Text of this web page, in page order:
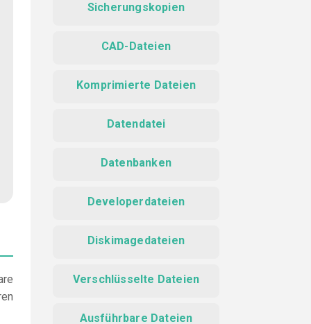
Sicherungskopien
CAD-Dateien
Komprimierte Dateien
Datendatei
Datenbanken
Developerdateien
Diskimagedateien
Verschlüsselte Dateien
Ausführbare Dateien